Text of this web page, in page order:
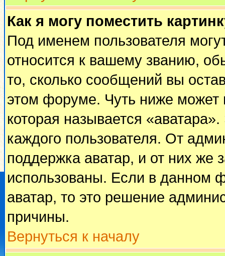
Как я могу поместить
Под именем пользователя
относится к вашему званию,
то, сколько сообщений вы
этом форуме. Чуть ниже может
которая называется
каждого пользователя. От
поддержка аватар, и от них же
использованы. Если в данном
аватар, то это решение
причины.
Вернуться к началу